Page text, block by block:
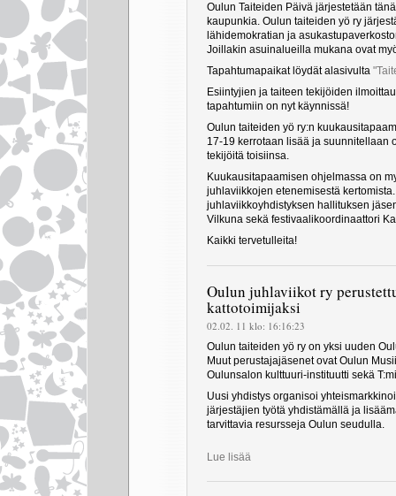
Oulun Taiteiden Päivä järjestetään
kaupunkia. Oulun taiteiden yö ry
lähidemokratian ja
Joillakin asuinalueilla mukana ovat
Tapahtumapaikat löydät alasivulta
Esiintyjien ja taiteen tekijöiden
tapahtumiin on nyt käynnissä!
Oulun taiteiden yö ry:n
17-19 kerrotaan lisää ja suunnitellaan
tekijöitä toisiinsa.
Kuukausitapaamisen ohjelmassa on
juhlaviikkojen etenemisestä
juhlaviikkoyhdistyksen hallituksen
Vilkuna sekä festivaalikoordinaattori
Kaikki tervetulleita!
Oulun juhlaviikot ry
kattotoimijaksi
02.02. 11 klo: 16:16:23
Oulun taiteiden yö ry on yksi uuden
Muut perustajajäsenet ovat Oulun
Oulunsalon kulttuuri-instituutti sekä
Uusi yhdistys organisoi
järjestäjien työtä yhdistämällä ja
tarvittavia resursseja Oulun seudulla.
Lue lisää